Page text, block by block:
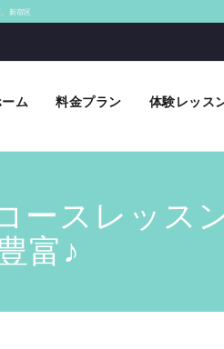
新宿区
ム 料金プラン 体験レッス
ースレッス
富♪